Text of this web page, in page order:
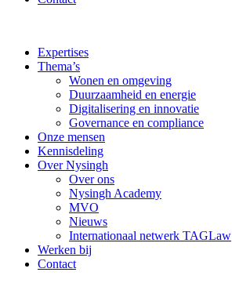
Expertises
Thema’s
Wonen en omgeving
Duurzaamheid en energie
Digitalisering en innovatie
Governance en compliance
Onze mensen
Kennisdeling
Over Nysingh
Over ons
Nysingh Academy
MVO
Nieuws
Internationaal netwerk TAGLaw
Werken bij
Contact